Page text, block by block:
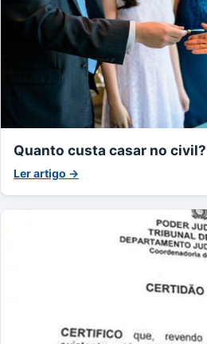
Quanto custa casar no civil?
Ler artigo →